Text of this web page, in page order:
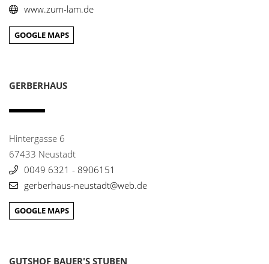
0049 89 - 2120974
info@bayrischerhof.de
www.bayrischerhof.de/
Am Hirschhorn 12-14
www.landhausamhirschhorn.de
10
Hotel Restaurant Borst
Luitpoldstr. 4
06334 - 1431
harryborst@restaurant-borst.de
www.zum-lam.de
GOOGLE MAPS
GERBERHAUS
Hintergasse 6
67433 Neustadt
0049 6321 - 8906151
gerberhaus-neustadt@web.de
GOOGLE MAPS
GUTSHOF BAUER'S STUBEN